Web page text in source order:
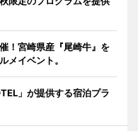
！宮崎県産『尾崎牛』を
メイベント。
」が提供する宿泊プラ